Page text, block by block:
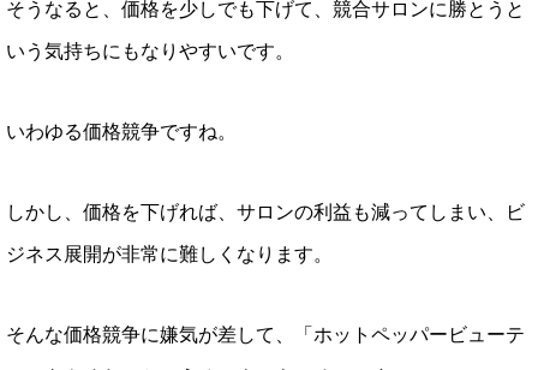
そうなると、価格を少しでも下げて、競合サロンに勝とうと
いう気持ちにもなりやすいです。
いわゆる価格競争ですね。
しかし、価格を下げれば、サロンの利益も減ってしまい、ビ
ジネス展開が非常に難しくなります。
そんな価格競争に嫌気が差して、「ホットペッパービューテ